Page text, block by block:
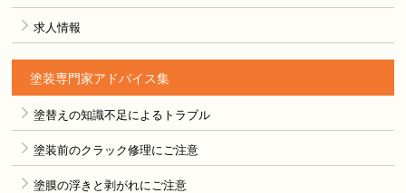
求人情報
塗装専門家アドバイス集
塗替えの知識不足によるトラブル
塗装前のクラック修理にご注意
塗膜の浮きと剥がれにご注意